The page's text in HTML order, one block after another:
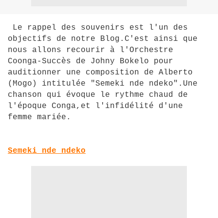
Le rappel des souvenirs est l'un des
objectifs de notre Blog.C'est ainsi que
nous allons recourir à l'Orchestre
Coonga-Succès de Johny Bokelo pour
auditionner une composition de Alberto
(Mogo) intitulée "Semeki nde ndeko".Une
chanson qui évoque le rythme chaud de
l'époque Conga,et l'infidélité d'une
femme mariée.
Semeki nde ndeko